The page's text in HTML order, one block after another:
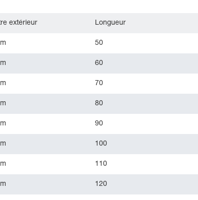
extérieur Longueur
50
60
70
80
90
100
110
120